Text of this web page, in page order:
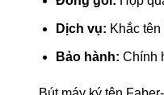
Dịch vụ: Khắc
Bảo hành: Chính